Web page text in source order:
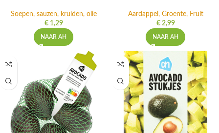
Soepen, sauzen, kruiden, olie
€1,29
NAAR AH
Aardappel, Groente, Fruit
€2,99
NAAR AH